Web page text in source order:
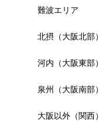
難波エリア
北摂（大阪北部）
河内（大阪東部）
泉州（大阪南部）
大阪以外（関西）